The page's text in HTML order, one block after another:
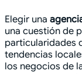
Elegir una
una cuestión de
particularidades
tendencias
los negocios de